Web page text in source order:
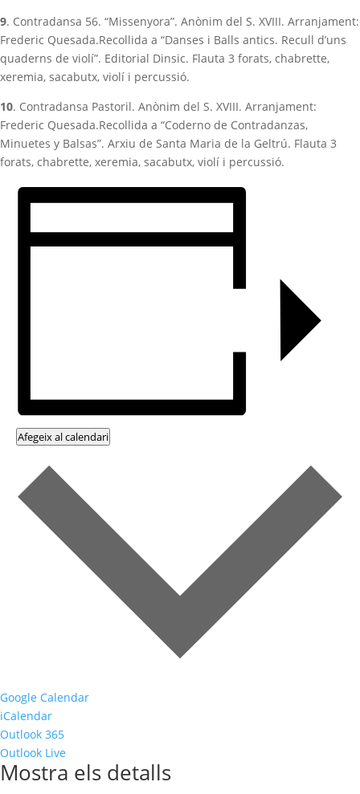
9. Contradansa 56. “Missenyora”. Anònim del S. XVIII. Arranjament:
Frederic Quesada.Recollida a “Danses i Balls antics. Recull d’uns
quaderns de violí”. Editorial Dinsic. Flauta 3 forats, chabrette,
xeremia, sacabutx, violí i percussió.
10. Contradansa Pastoril. Anònim del S. XVIII. Arranjament:
Frederic Quesada.Recollida a “Coderno de Contradanzas,
Minuetes y Balsas”. Arxiu de Santa Maria de la Geltrú. Flauta 3
forats, chabrette, xeremia, sacabutx, violí i percussió.
Afegeix al calendari
Google Calendar
iCalendar
Outlook 365
Outlook Live
Mostra els detalls